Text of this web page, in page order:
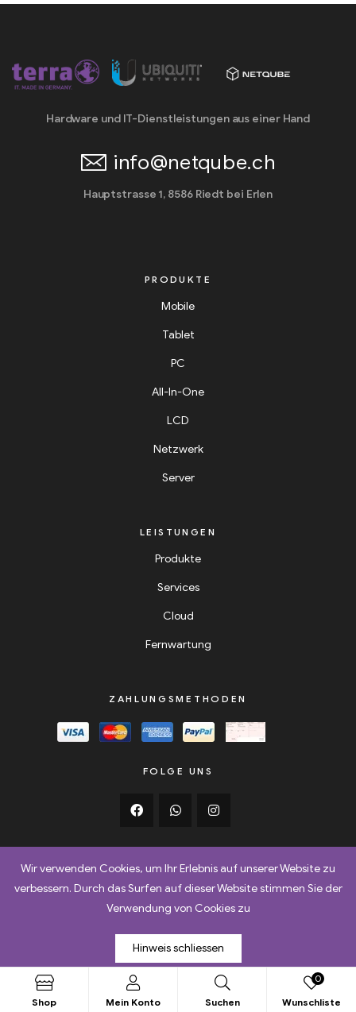
Hardware und IT-Dienstleistungen aus einer Hand
info@netqube.ch
Hauptstrasse 1, 8586 Riedt bei Erlen
PRODUKTE
Mobile
Tablet
PC
All-In-One
LCD
Netzwerk
Server
LEISTUNGEN
Produkte
Services
Cloud
Fernwartung
ZAHLUNGSMETHODEN
FOLGE UNS
AGB Retoure
Versand & Lieferbedingungen
Datenschutz
Impressum
Shop Mein Konto Suchen Wunschliste
0
Wir verwenden Cookies, um Ihr Erlebnis auf unserer Website zu
verbessern. Durch das Surfen auf dieser Website stimmen Sie der
Verwendung von Cookies zu
Hinweis schliessen